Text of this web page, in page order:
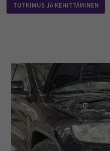
TUTKIMUS JA KEHITTÄMINEN